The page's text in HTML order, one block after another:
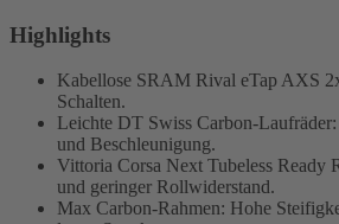
Highlights
Kabellose SRAM Rival eTap AXS
Schalten.
Leichte DT Swiss Carbon-
und Beschleunigung.
Vittoria Corsa Next Tubeless Ready
und geringer Rollwiderstand.
Max Carbon-Rahmen: Hohe